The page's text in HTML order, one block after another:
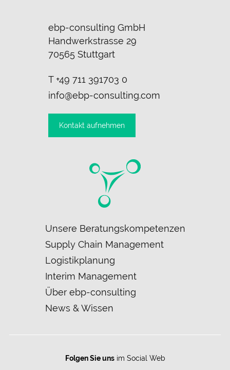
ebp-consulting GmbH
Handwerkstrasse 29
70565 Stuttgart
T +49 711 391703 0
info@ebp-consulting.com
Kontakt aufnehmen
Navigation
überspringen
Unsere Beratungskompetenzen
Supply Chain Management
Logistikplanung
Interim Management
Über ebp-consulting
News & Wissen
Folgen Sie unsim Social Web